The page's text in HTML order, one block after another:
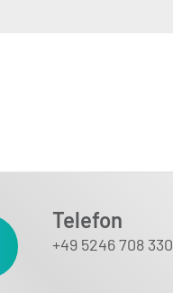
Telefon
+49 5246 708 330